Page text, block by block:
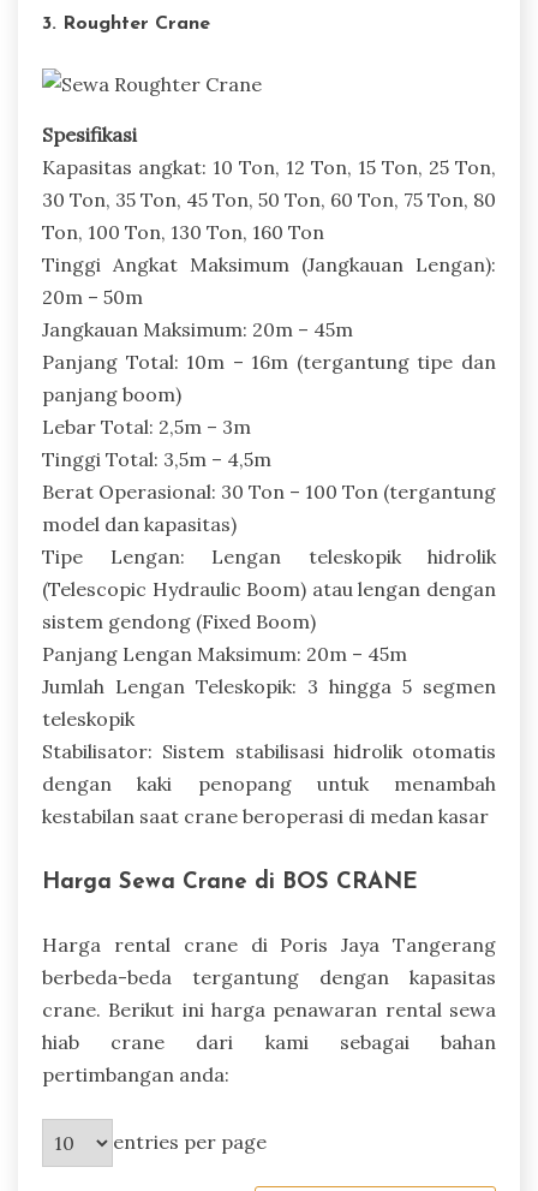
3. Roughter Crane
Spesifikasi
Kapasitas angkat: 10 Ton, 12 Ton, 15 Ton, 25 Ton,
30 Ton, 35 Ton, 45 Ton, 50 Ton, 60 Ton, 75 Ton, 80
Ton, 100 Ton, 130 Ton, 160 Ton
Tinggi Angkat Maksimum (Jangkauan Lengan):
20m – 50m
Jangkauan Maksimum: 20m – 45m
Panjang Total: 10m – 16m (tergantung tipe dan
panjang boom)
Lebar Total: 2,5m – 3m
Tinggi Total: 3,5m – 4,5m
Berat Operasional: 30 Ton – 100 Ton (tergantung
model dan kapasitas)
Tipe Lengan: Lengan teleskopik hidrolik
(Telescopic Hydraulic Boom) atau lengan dengan
sistem gendong (Fixed Boom)
Panjang Lengan Maksimum: 20m – 45m
Jumlah Lengan Teleskopik: 3 hingga 5 segmen
teleskopik
Stabilisator: Sistem stabilisasi hidrolik otomatis
dengan kaki penopang untuk menambah
kestabilan saat crane beroperasi di medan kasar
Harga Sewa Crane di BOS CRANE
Harga rental crane di Poris Jaya Tangerang
berbeda-beda tergantung dengan kapasitas
crane. Berikut ini harga penawaran rental sewa
hiab crane dari kami sebagai bahan
pertimbangan anda:
entries per page